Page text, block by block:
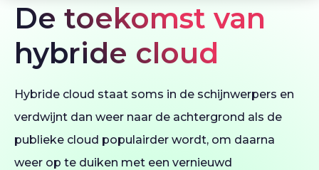
De toekomst van
hybride cloud
Hybride cloud staat soms in de schijnwerpers en
verdwijnt dan weer naar de achtergrond als de
publieke cloud populairder wordt, om daarna
weer op te duiken met een vernieuwd